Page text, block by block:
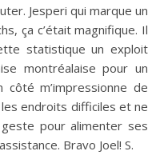
Jesperi qui marque un
ça c’était magnifique. Il
statistique un exploit
montréalaise pour un
m’impressionne de
endroits difficiles et ne
pour alimenter ses
Bravo Joel! S.